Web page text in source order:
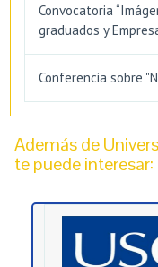
Convocatoria
graduados y
Conferencia sobre
Además de
te puede interesar: